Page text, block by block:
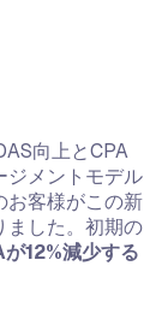
向上とCPA
ジメントモデル
お客様がこの新
ました。初期の
12%減少する